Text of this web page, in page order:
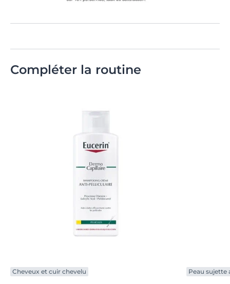
Compléter la routine
Cheveux et cuir chevelu Peau sujette